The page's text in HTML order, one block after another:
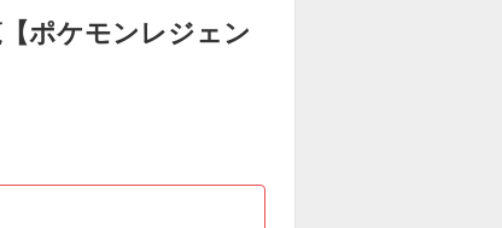
ポケモンレジェン